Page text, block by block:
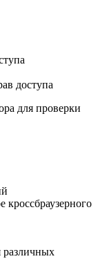
доступа
для проверки
кроссбраузерного
различных